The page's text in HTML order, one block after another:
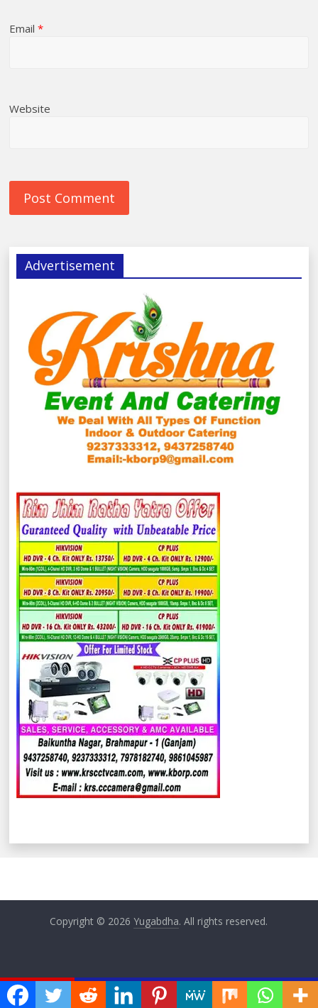
Email*
Website
Advertisement
Copyright © 2026Yugabdha. All rights reserved.
ଏବେ ଏବେଆପଣଙ୍କ ଦିନଟି କିପରି କଟିବ ଜାଣନ୍ତୁ ଆଜିର ରାଶିଫଳରୁ…